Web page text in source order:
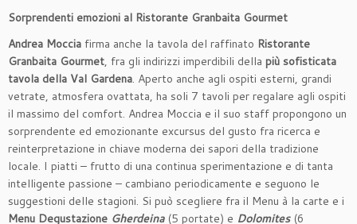
Sorprendenti emozioni al Ristorante Granbaita Gourmet
Andrea Moccia firma anche la tavola del raffinato Ristorante
Granbaita Gourmet, fra gli indirizzi imperdibili della più sofisticata
tavola della Val Gardena. Aperto anche agli ospiti esterni, grandi
vetrate, atmosfera ovattata, ha soli 7 tavoli per regalare agli ospiti
il massimo del comfort. Andrea Moccia e il suo staff propongono un
sorprendente ed emozionante excursus del gusto fra ricerca e
reinterpretazione in chiave moderna dei sapori della tradizione
locale. I piatti – frutto di una continua sperimentazione e di tanta
intelligente passione – cambiano periodicamente e seguono le
suggestioni delle stagioni. Si può scegliere fra il Menu à la carte e i
Menu Degustazione Gherdeina(5 portate) e Dolomites(6